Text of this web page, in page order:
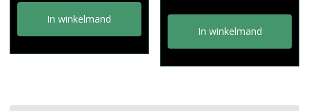
In winkelmand
In winkelmand